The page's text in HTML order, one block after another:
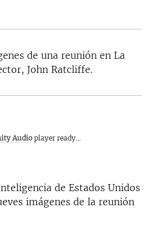
UCRANIAde una reunión en La
John Ratcliffe.
Audio player ready...
de Estados Unidos
imágenes de la reunión